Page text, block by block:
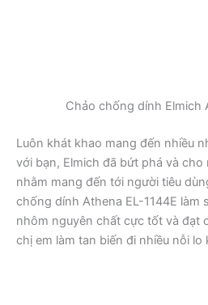
Chảo chống dính Elmich
Luôn khát khao mang đến nhiều
với bạn, Elmich đã bứt phá và
nhằm mang đến tới người tiêu
chống dính Athena EL-1144E làm
nhôm nguyên chất cực tốt và đạt
chị em làm tan biến đi nhiều nỗi lo